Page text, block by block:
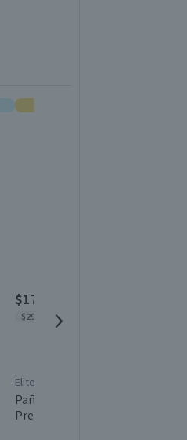
$1750
$29 x un
Elite
Pañuelos Facial Elite Triple Hoja
Premium 60 un.